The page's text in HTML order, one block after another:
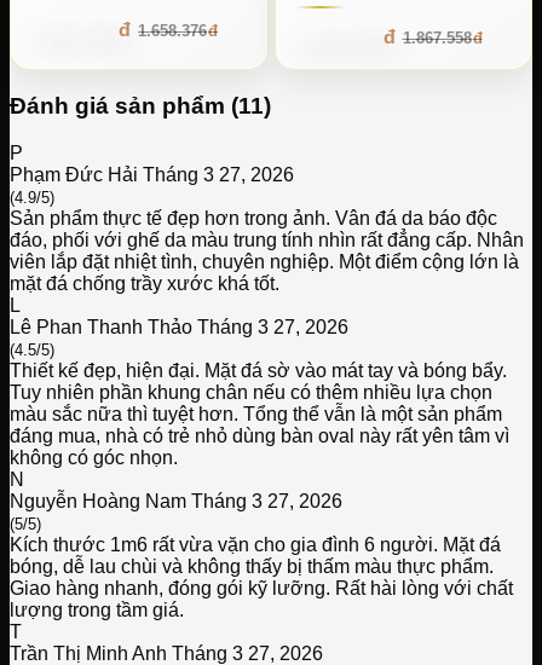
1.658.376 1.867.558
Đánh giá sản phẩm (11)
P
Phạm Đức Hải Tháng 3 27, 2026
(4.9/5)
Sản phẩm thực tế đẹp hơn trong ảnh. Vân đá da báo độc
đáo, phối với ghế da màu trung tính nhìn rất đẳng cấp. Nhân
viên lắp đặt nhiệt tình, chuyên nghiệp. Một điểm cộng lớn là
mặt đá chống trầy xước khá tốt.
L
Lê Phan Thanh Thảo Tháng 3 27, 2026
(4.5/5)
Thiết kế đẹp, hiện đại. Mặt đá sờ vào mát tay và bóng bẩy.
Tuy nhiên phần khung chân nếu có thêm nhiều lựa chọn
màu sắc nữa thì tuyệt hơn. Tổng thể vẫn là một sản phẩm
đáng mua, nhà có trẻ nhỏ dùng bàn oval này rất yên tâm vì
không có góc nhọn.
N
Nguyễn Hoàng Nam Tháng 3 27, 2026
(5/5)
Kích thước 1m6 rất vừa vặn cho gia đình 6 người. Mặt đá
bóng, dễ lau chùi và không thấy bị thấm màu thực phẩm.
Giao hàng nhanh, đóng gói kỹ lưỡng. Rất hài lòng với chất
lượng trong tầm giá.
T
Trần Thị Minh Anh Tháng 3 27, 2026